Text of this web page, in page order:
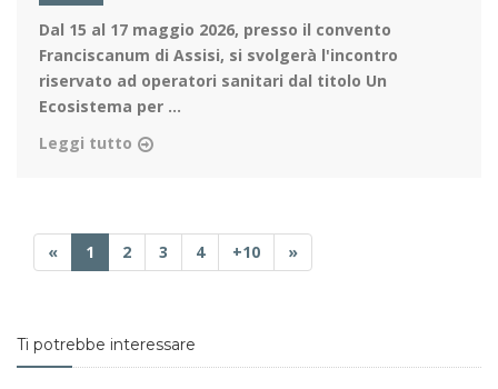
Dal 15 al 17 maggio 2026, presso il convento
Franciscanum di Assisi, si svolgerà l'incontro
riservato ad operatori sanitari dal titolo Un
Ecosistema per ...
Leggi tutto
« 1 2 3 4 +10 »
Ti potrebbe interessare